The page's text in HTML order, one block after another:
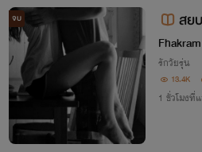
จบ สย
Fhakram
รักวัยรุ่น
13.4K
1 ชั่วโมงที่